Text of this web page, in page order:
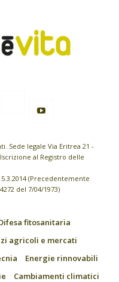
Sede legale Via Eritrea 21 -
al Registro delle
(Precedentemente
del 7/04/1973)
fitosanitaria
agricoli e mercati
Energie rinnovabili
Cambiamenti climatici